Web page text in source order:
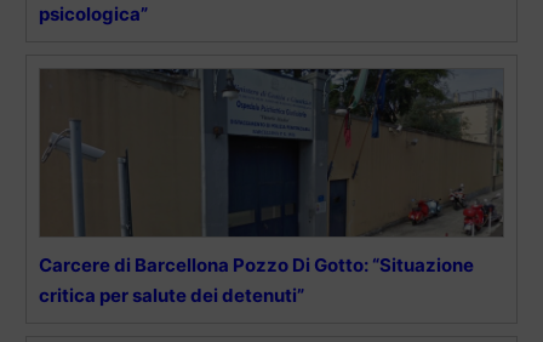
psicologica”
Carcere di Barcellona Pozzo Di Gotto: “Situazione
critica per salute dei detenuti”